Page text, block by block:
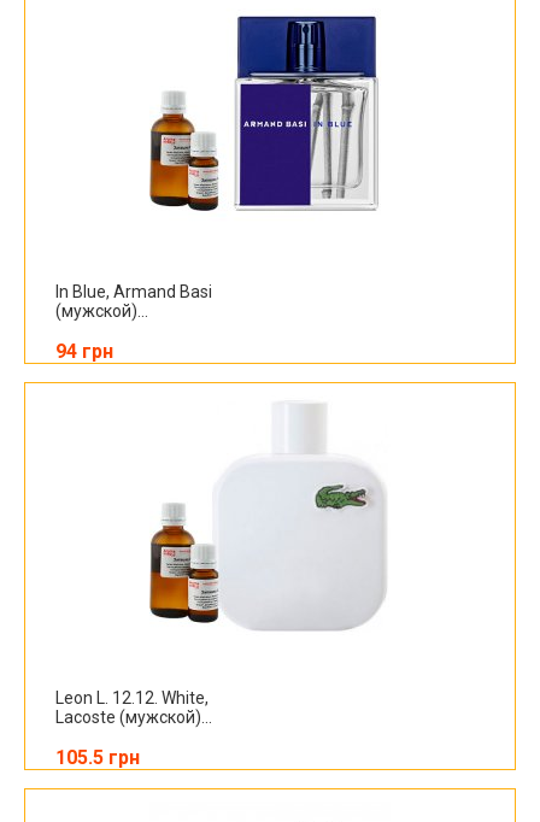
In Blue, Armand Basi
(мужской)...
94 грн
Leon L. 12.12. White,
Lacoste (мужской)...
105.5 грн